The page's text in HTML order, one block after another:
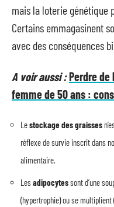
mais la loterie génétique
Certains emmagasinent
avec des conséquences
A voir aussi :Perdre de
femme de 50 ans :
Lestockage des graisses
réflexe de survie inscrit dans
alimentaire.
Les adipocytessont d’une
(hypertrophie) ou se